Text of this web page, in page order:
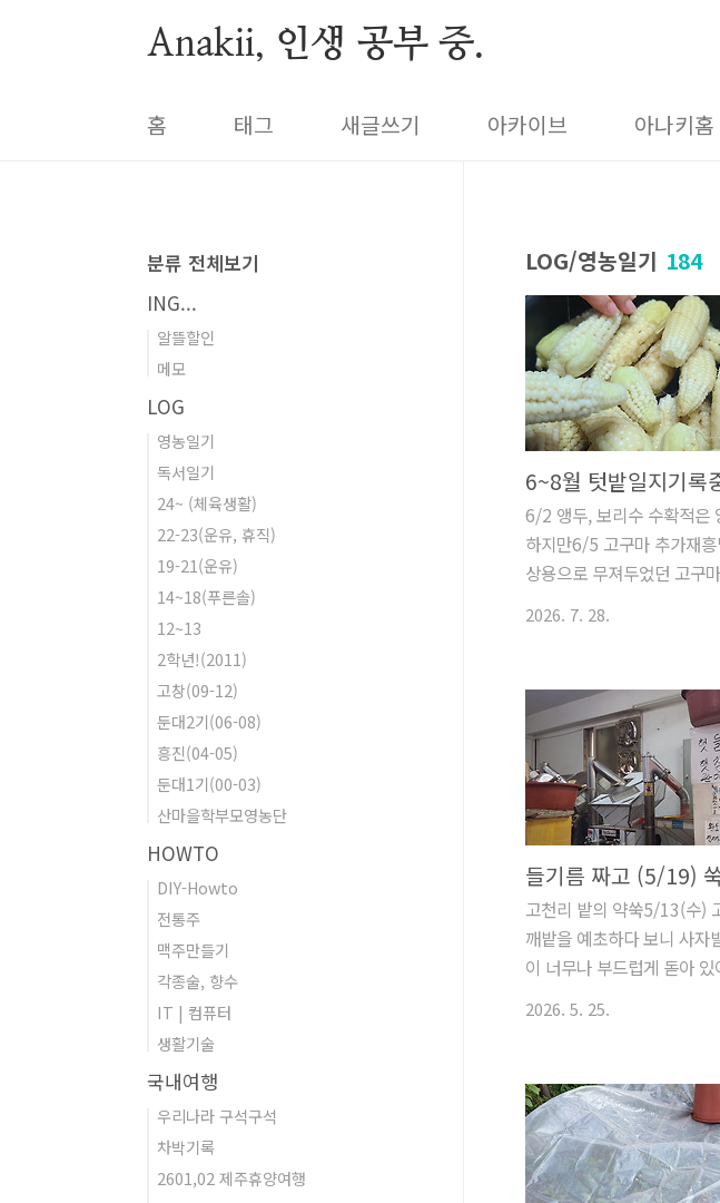
Anakii, 인생 공부 중.
홈 태그 새글쓰기 아카이브 아나키홈
LOG/영농일기 184
6~8월 텃밭일지기록
6/2 앵두, 보리수 수확적은
하지만6/5 고구마 추가재흥
상용으로 무져두었던 고구
운 상태. 아직까지는 주춤한
다. 모기는 지난주부터 번
- 지속적으로 열린다. 완두
으로 올라오는 중옥수수(비
- 비닐 친 곳은 대가 제법 두
의 1.5배 두께다. 고구마 -
아간다. 아직 잡초 없음.6/6
종판 현황거의 매일 물 주며
- 6/5 모종판에 떡잎이 돋
6/10 재웅샘 도움으로 농협
종 받기로. 6판.6/11 복숭아
봉지올 처음으로 시도. 농협
2026. 7. 28.
고천리 밭의 약쑥5/13(수)
깨밭을 예초하다 보니 사자
이 너무나 부드럽게 돋아 있
면 어떨까 하여 시작한 일.
5/17(일) 쑥 양이 1kg정도
2kg 불리고 물 빼서 가루를
했다가, 불린 쌀 분량이
2026. 5. 25.
분류 전체보기
ING...
알뜰할인
메모
LOG
영농일기
독서일기
24~ (체육생활)
22-23(운유, 휴직)
19-21(운유)
14~18(푸른솔)
12~13
2학년!(2011)
고창(09-12)
둔대2기(06-08)
흥진(04-05)
둔대1기(00-03)
산마을학부모영농단
HOWTO
DIY-Howto
전통주
맥주만들기
각종술, 향수
IT | 컴퓨터
생활기술
국내여행
우리나라 구석구석
차박기록
2601,02 제주휴양여행